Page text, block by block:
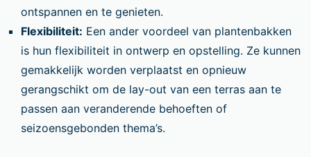
ontspannen en te genieten.
Flexibiliteit: Een ander voordeel van plantenbakken
is hun flexibiliteit in ontwerp en opstelling. Ze kunnen
gemakkelijk worden verplaatst en opnieuw
gerangschikt om de lay-out van een terras aan te
passen aan veranderende behoeften of
seizoensgebonden thema’s.